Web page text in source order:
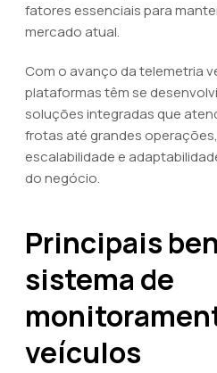
fatores essenciais para
mercado atual.
Com o avanço da telemetria
plataformas têm se
soluções integradas que
frotas até grandes
escalabilidade e
do negócio.
Principais
sistema de
veículos